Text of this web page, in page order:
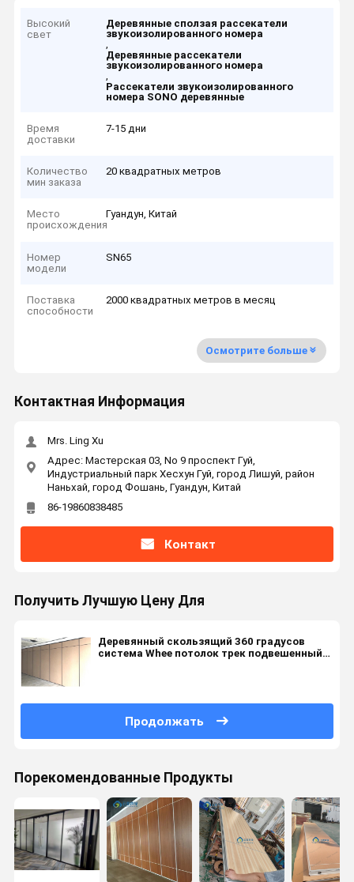
Высокий
свет
Деревянные сползая рассекатели
звукоизолированного номера
,
Деревянные рассекатели
звукоизолированного номера
,
Рассекатели звукоизолированного
номера SONO деревянные
Время
доставки
7-15 дни
Количество
мин заказа
20 квадратных метров
Место
происхождения
Гуандун, Китай
Номер
модели
SN65
Поставка
способности
2000 квадратных метров в месяц
Осмотрите больше
Контактная Информация
Mrs. Ling Xu
Адрес: Мастерская 03, No 9 проспект Гуй,
Индустриальный парк Хесхун Гуй, город Лишуй, район
Наньхай, город Фошань, Гуандун, Китай
86-19860838485
Контакт
Получить Лучшую Цену Для
Деревянный скользящий 360 градусов
система Whee потолок трек подвешенный
Продолжать
Порекомендованные Продукты